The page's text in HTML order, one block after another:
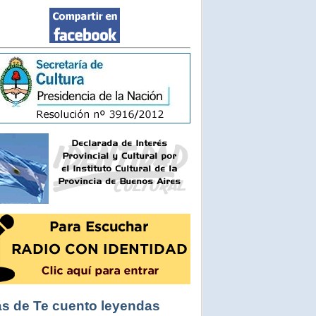
de Te cuento leyendas